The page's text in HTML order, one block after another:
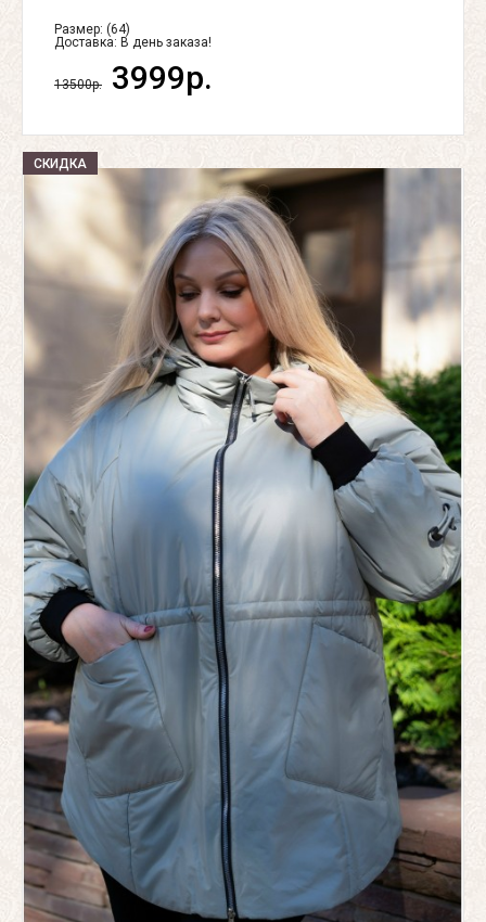
Размер: (64)
Доставка: В день заказа!
13500р. 3999р.
СКИДКА